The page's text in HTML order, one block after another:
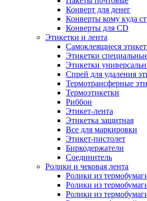
Конверт для денег
Конверты кому куда
Конверты для CD
Этикетки и лента
Самоклеящиеся
Этикетки
Этикетки
Спрей для удаления
Термотрансферные
Термоэтикетки
Риббон
Этикет-лента
Этикетка защитная
Все для маркировки
Этикет-пистолет
Биркодержатели
Соединитель
Ролики и чековая лента
Ролики из
Ролики из
Ролики из